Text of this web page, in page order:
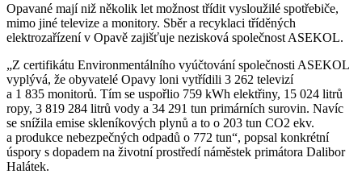
Opavané mají niž několik let možnost třídit vysloužilé spotřebiče,
mimo jiné televize a monitory. Sběr a recyklaci tříděných
elektrozařízení v Opavě zajišťuje nezisková společnost ASEKOL.
„Z certifikátu Environmentálního vyúčtování společnosti ASEKOL
vyplývá, že obyvatelé Opavy loni vytřídili 3 262 televizí
a 1 835 monitorů. Tím se uspořlio 759 kWh elektřiny, 15 024 litrů
ropy, 3 819 284 litrů vody a 34 291 tun primárních surovin. Navíc
se snížila emise skleníkových plynů a to o 203 tun CO2 ekv.
a produkce nebezpečných odpadů o 772 tun“, popsal konkrétní
úspory s dopadem na životní prostředí náměstek primátora Dalibor
Halátek.